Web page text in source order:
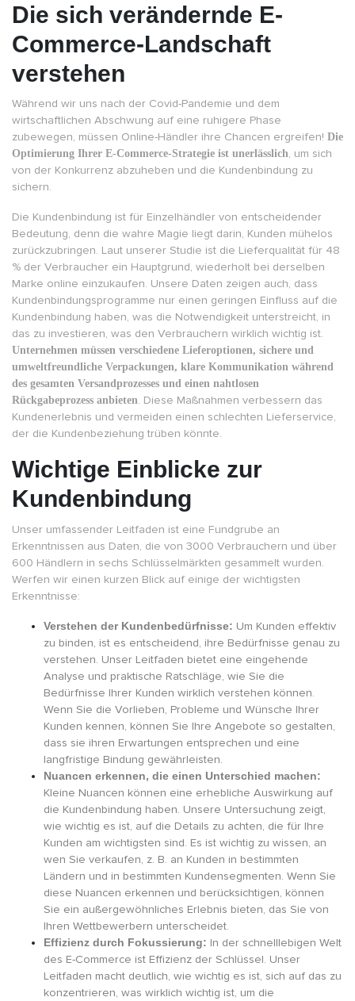
Die sich verändernde E-
Commerce-Landschaft
verstehen
Während wir uns nach der Covid-Pandemie und dem
wirtschaftlichen Abschwung auf eine ruhigere Phase
zubewegen, müssen Online-Händler ihre Chancen ergreifen! Die
Optimierung Ihrer E-Commerce-Strategie ist unerlässlich, um sich
von der Konkurrenz abzuheben und die Kundenbindung zu
sichern.
Die Kundenbindung ist für Einzelhändler von entscheidender
Bedeutung, denn die wahre Magie liegt darin, Kunden mühelos
zurückzubringen. Laut unserer Studie ist die Lieferqualität für 48
% der Verbraucher ein Hauptgrund, wiederholt bei derselben
Marke online einzukaufen. Unsere Daten zeigen auch, dass
Kundenbindungsprogramme nur einen geringen Einfluss auf die
Kundenbindung haben, was die Notwendigkeit unterstreicht, in
das zu investieren, was den Verbrauchern wirklich wichtig ist.
Unternehmen müssen verschiedene Lieferoptionen, sichere und
umweltfreundliche Verpackungen, klare Kommunikation während
des gesamten Versandprozesses und einen nahtlosen
Rückgabeprozess anbieten. Diese Maßnahmen verbessern das
Kundenerlebnis und vermeiden einen schlechten Lieferservice,
der die Kundenbeziehung trüben könnte.
Wichtige Einblicke zur
Kundenbindung
Unser umfassender Leitfaden ist eine Fundgrube an
Erkenntnissen aus Daten, die von 3000 Verbrauchern und über
600 Händlern in sechs Schlüsselmärkten gesammelt wurden.
Werfen wir einen kurzen Blick auf einige der wichtigsten
Erkenntnisse:
Verstehen der Kundenbedürfnisse: Um Kunden effektiv
zu binden, ist es entscheidend, ihre Bedürfnisse genau zu
verstehen. Unser Leitfaden bietet eine eingehende
Analyse und praktische Ratschläge, wie Sie die
Bedürfnisse Ihrer Kunden wirklich verstehen können.
Wenn Sie die Vorlieben, Probleme und Wünsche Ihrer
Kunden kennen, können Sie Ihre Angebote so gestalten,
dass sie ihren Erwartungen entsprechen und eine
langfristige Bindung gewährleisten.
Nuancen erkennen, die einen Unterschied machen:
Kleine Nuancen können eine erhebliche Auswirkung auf
die Kundenbindung haben. Unsere Untersuchung zeigt,
wie wichtig es ist, auf die Details zu achten, die für Ihre
Kunden am wichtigsten sind. Es ist wichtig zu wissen, an
wen Sie verkaufen, z. B. an Kunden in bestimmten
Ländern und in bestimmten Kundensegmenten. Wenn Sie
diese Nuancen erkennen und berücksichtigen, können
Sie ein außergewöhnliches Erlebnis bieten, das Sie von
Ihren Wettbewerbern unterscheidet.
Effizienz durch Fokussierung: In der schnelllebigen Welt
des E-Commerce ist Effizienz der Schlüssel. Unser
Leitfaden macht deutlich, wie wichtig es ist, sich auf das zu
konzentrieren, was wirklich wichtig ist, um die